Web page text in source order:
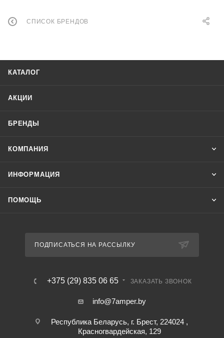
СПИСОК БРЕНДОВ
КАТАЛОГ
АКЦИИ
БРЕНДЫ
КОМПАНИЯ
ИНФОРМАЦИЯ
ПОМОЩЬ
ПОДПИСАТЬСЯ НА РАССЫЛКУ
+375 (29) 835 06 65 ЗАКАЗАТЬ ЗВОНОК
info@7amper.by
Республика Беларусь, г. Брест, 224024 ,
Красногвардейская, 129